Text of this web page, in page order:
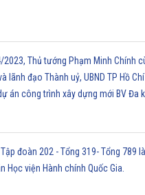
2023, Thủ tướng Phạm Minh Chính
lãnh đạo Thành uỷ, UBND TP Hồ
án công trình xây dựng mới BV Đa
Tập đoàn 202 - Tổng 319- Tổng 789
Học viện Hành chính Quốc Gia.